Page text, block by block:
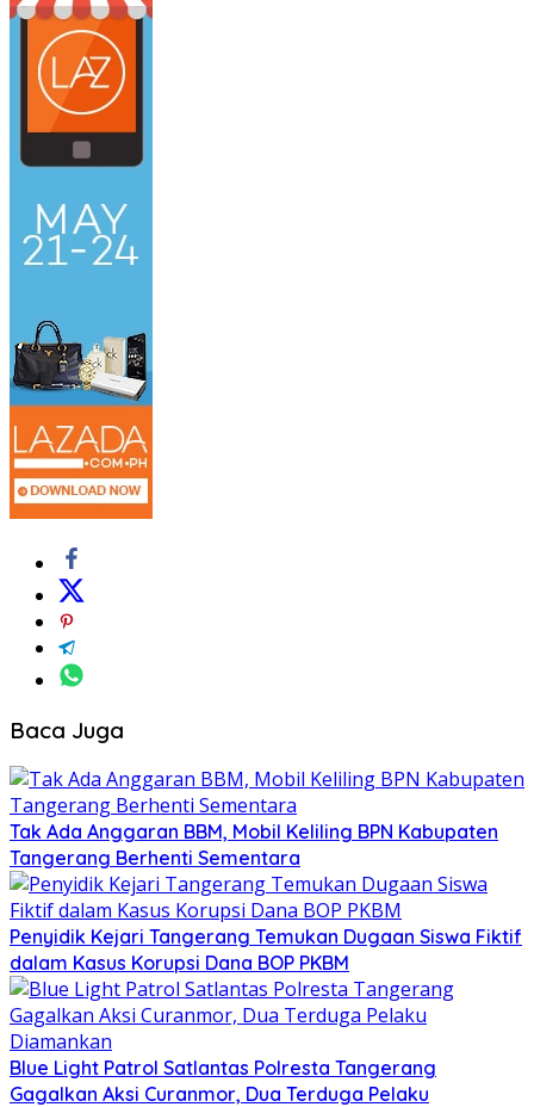
Baca Juga
Tak Ada Anggaran BBM, Mobil Keliling BPN Kabupaten
Tangerang Berhenti Sementara
Penyidik Kejari Tangerang Temukan Dugaan Siswa Fiktif
dalam Kasus Korupsi Dana BOP PKBM
Blue Light Patrol Satlantas Polresta Tangerang
Gagalkan Aksi Curanmor, Dua Terduga Pelaku